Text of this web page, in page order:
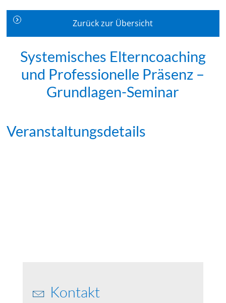
Zurück zur Übersicht
Systemisches Elterncoaching
und Professionelle Präsenz –
Grundlagen-Seminar
Veranstaltungsdetails
Kontakt